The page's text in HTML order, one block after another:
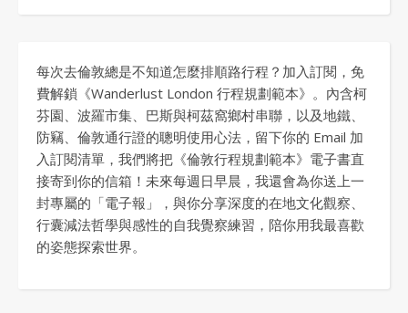
每次去倫敦總是不知道怎麼排順路行程？加入訂閱，免
費解鎖《Wanderlust London 行程規劃範本》。內含柯
芬園、波羅市集、巴斯與柯茲窩鄉村串聯，以及地鐵、
防竊、倫敦通行證的聰明使用心法，留下你的 Email 加
入訂閱清單，我們將把《倫敦行程規劃範本》電子書直
接寄到你的信箱！未來每週日早晨，我還會為你送上一
封專屬的「電子報」，與你分享深度的在地文化觀察、
行囊減法哲學與感性的自我覺察練習，陪你用我最喜歡
的姿態探索世界。